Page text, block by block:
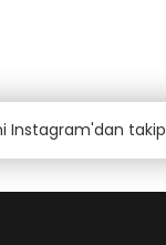
Instagram'dan